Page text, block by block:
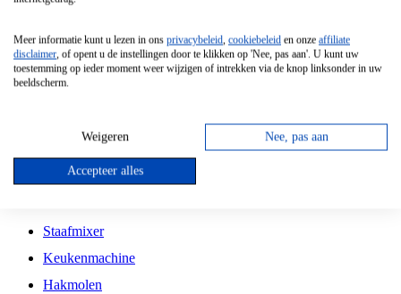
Vrijstaande Magnetron
Vrijstaande Kookplaat
Inbouw Gaskookplaat
Inbouw Keramische Kookplaat
Kookplaat Accessoires
Staafmixer
Keukenmachine
Hakmolen
Meer informatie kunt u lezen in ons privacybeleid, cookiebeleid en onze affiliate
disclaimer, of opent u de instellingen door te klikken op 'Nee, pas aan'. U kunt uw
toestemming op ieder moment weer wijzigen of intrekken via de knop linksonder in uw
beeldscherm.
Weigeren Nee, pas aan
Accepteer alles